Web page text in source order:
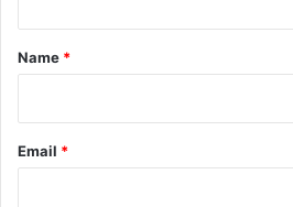
*
Name *
Email *